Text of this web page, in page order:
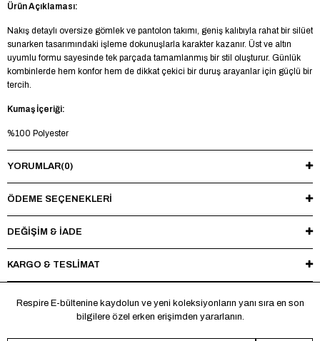
Ürün Açıklaması:
Nakış detaylı oversize gömlek ve pantolon takımı, geniş kalıbıyla rahat bir silüet
sunarken tasarımındaki işleme dokunuşlarla karakter kazanır. Üst ve altın
uyumlu formu sayesinde tek parçada tamamlanmış bir stil oluşturur. Günlük
kombinlerde hem konfor hem de dikkat çekici bir duruş arayanlar için güçlü bir
tercih.
Kumaş İçeriği:
%100 Polyester
Boy 185 cm - Kilo 73 kg - Manken üzerinde M beden mevcuttur.
Yıkama Talimatı:
Maksimum 30°C’de tersten yıkayınız, ağartıcı ve kurutucu kullanmayınız.
*Made in Türkiye
YORUMLAR(0)
ÖDEME SEÇENEKLERI
DEĞİŞİM & İADE
KARGO & TESLİMAT
Respire E-bültenine kaydolun ve yeni koleksiyonların yanı sıra en son
bilgilere özel erken erişimden yararlanın.